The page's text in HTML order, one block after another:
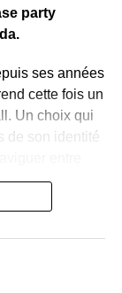
party
ses années
cette fois un
Un choix qui
de son identité
avec une
ambiance